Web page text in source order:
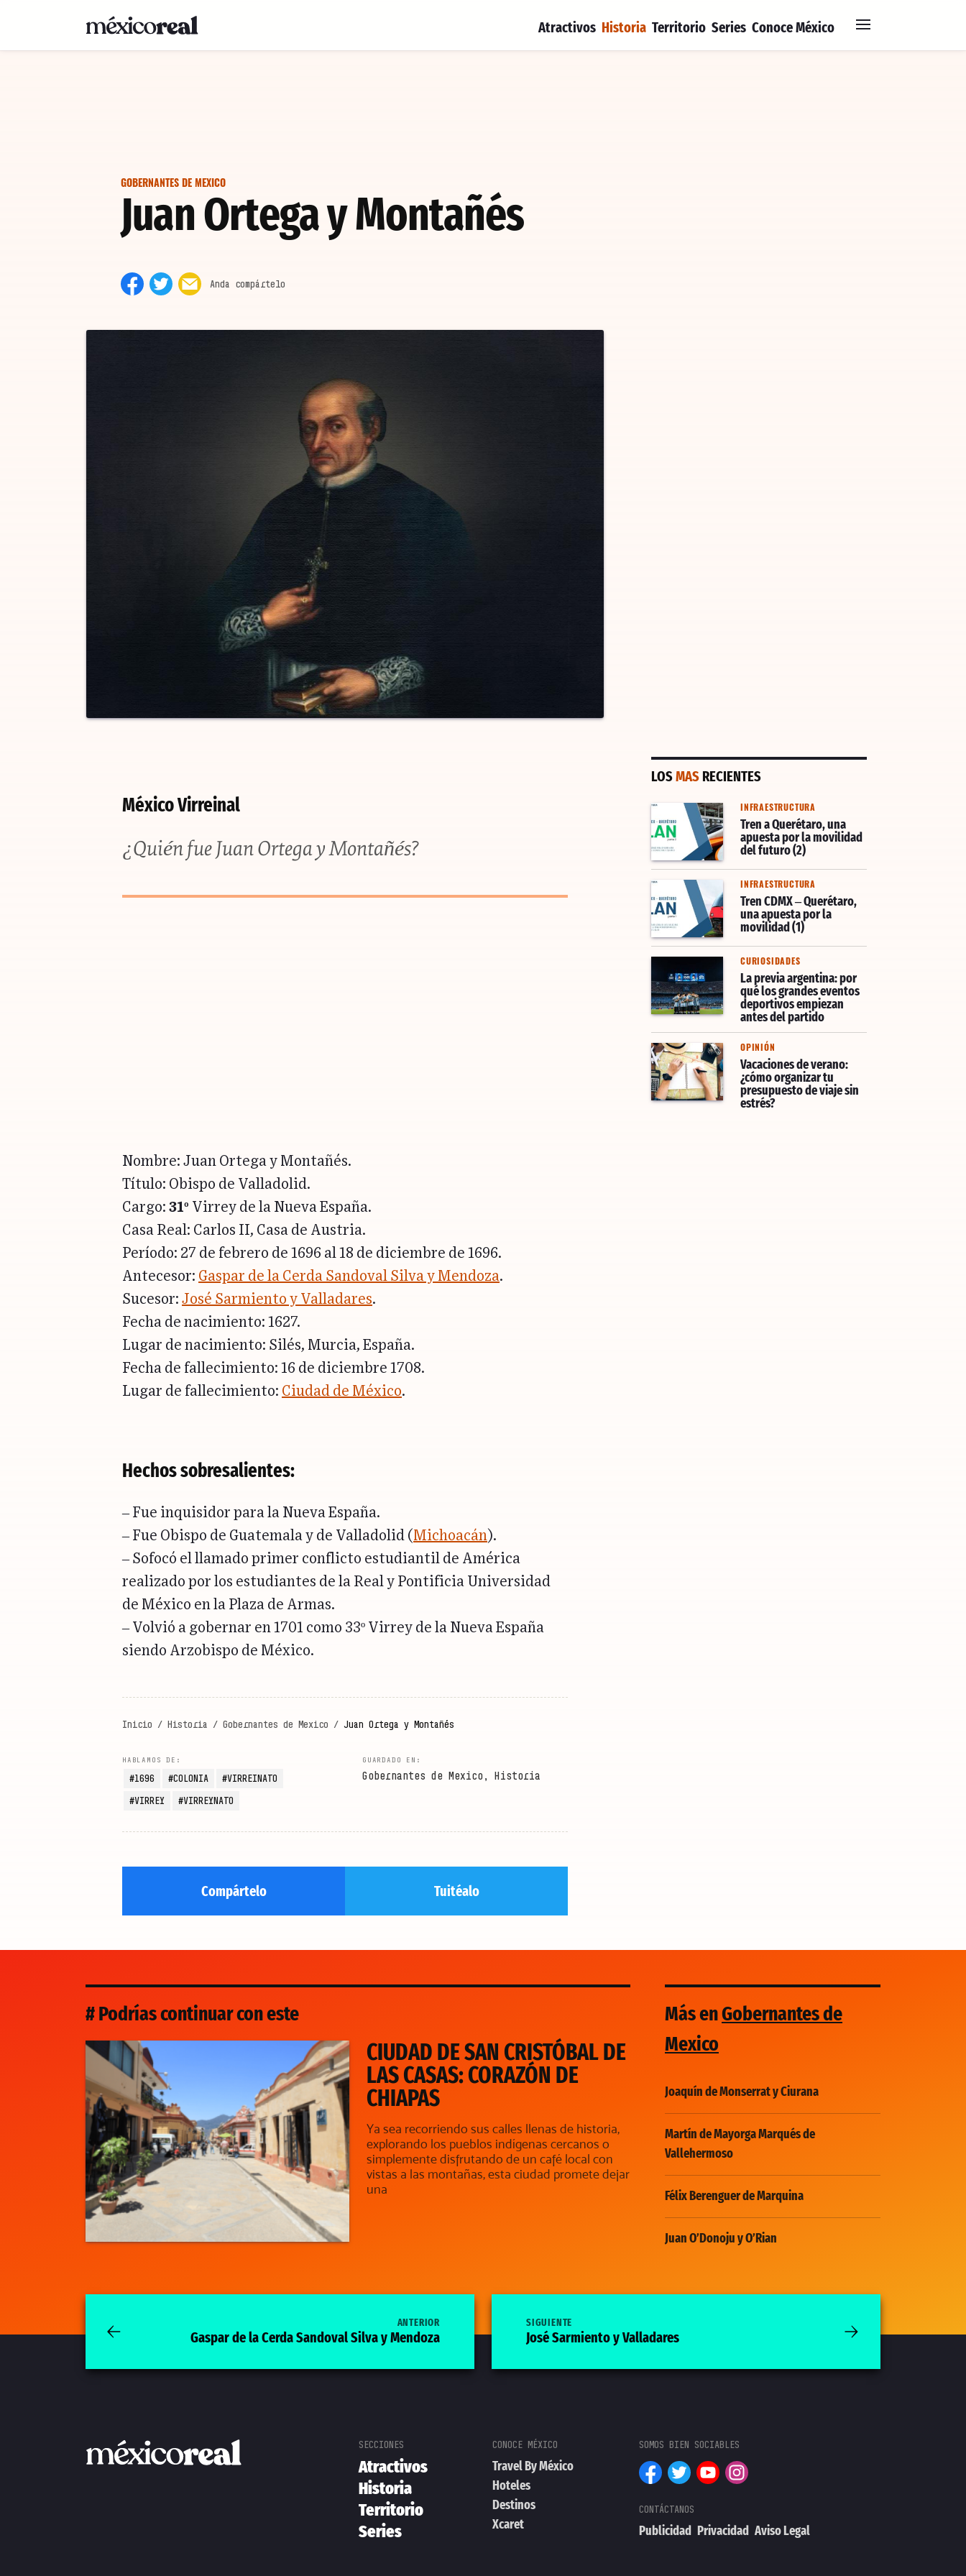
Atractivos Historia Territorio Series Conoce México
GOBERNANTES DE MEXICO
Juan Ortega y Montañés
México Virreinal
¿Quién fue Juan Ortega y Montañés?
Nombre: Juan Ortega y Montañés.
Título: Obispo de Valladolid.
Cargo: 31º Virrey de la Nueva España.
Casa Real: Carlos II, Casa de Austria.
Período: 27 de febrero de 1696 al 18 de diciembre de 1696.
Antecesor: Gaspar de la Cerda Sandoval Silva y Mendoza.
Sucesor: José Sarmiento y Valladares.
Fecha de nacimiento: 1627.
Lugar de nacimiento: Silés, Murcia, España.
Fecha de fallecimiento: 16 de diciembre 1708.
Lugar de fallecimiento: Ciudad de México.
Hechos sobresalientes:
– Fue inquisidor para la Nueva España.
– Fue Obispo de Guatemala y de Valladolid ( Michoacán ).
– Sofocó el llamado primer conflicto estudiantil de América
realizado por los estudiantes de la Real y Pontificia Universidad
de México en la Plaza de Armas.
– Volvió a gobernar en 1701 como 33º Virrey de la Nueva España
siendo Arzobispo de México.
Inicio / Historia / Gobernantes de Mexico / Juan Ortega y Montañés
1696 COLONIA
VIRREINATO
VIRREY
VIRREYNATO
Gobernantes de Mexico, Historia
Compártelo Tuitéalo
LOSMAS RECIENTES
INFRAESTRUCTURA
Tren a Querétaro, una
apuesta por la movilidad
del futuro (2)
INFRAESTRUCTURA
Tren CDMX – Querétaro,
una apuesta por la
movilidad (1)
CURIOSIDADES
La previa argentina: por
qué los grandes eventos
deportivos empiezan
antes del partido
OPINIÓN
Vacaciones de verano:
¿cómo organizar tu
presupuesto de viaje sin
estrés?
# Podrías continuar con este
CIUDAD DE SAN CRISTÓBAL DE
LAS CASAS: CORAZÓN DE
CHIAPAS
Ya sea recorriendo sus calles llenas de historia,
explorando los pueblos indígenas cercanos o
simplemente disfrutando de un café local con
vistas a las montañas, esta ciudad promete dejar
una
Más enGobernantes de
Mexico
Joaquín de Monserrat y Ciurana
Martín de Mayorga Marqués de
Vallehermoso
Félix Berenguer de Marquina
Juan O’Donoju y O’Rian
ANTERIOR
Gaspar de la Cerda Sandoval Silva y Mendoza
SIGUIENTE
José Sarmiento y Valladares
Atractivos
Historia
Territorio
Series
Travel By México
Hoteles
Destinos
Xcaret
Publicidad Privacidad Aviso Legal